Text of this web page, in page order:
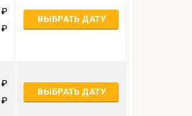
ВЫБРАТЬ ДАТУ
ВЫБРАТЬ ДАТУ